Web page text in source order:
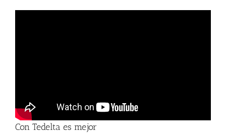
Con Tedelta es mejor